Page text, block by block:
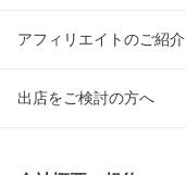
アフィリエイトのご紹介
出店をご検討の方へ